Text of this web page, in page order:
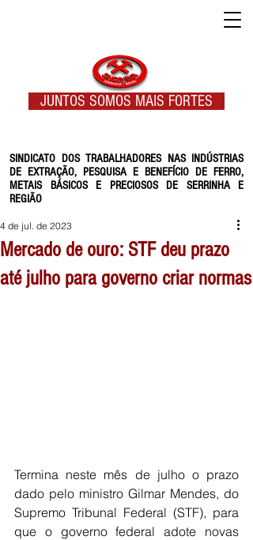
SINDICATO DOS TRABALHADORES NAS INDÚSTRIAS
DE EXTRAÇÃO, PESQUISA E BENEFÍCIO DE FERRO,
METAIS BÁSICOS E PRECIOSOS DE SERRINHA E
REGIÃO
JUNTOS SOMOS MAIS FORTES
Mercado de ouro: STF deu prazo
até julho para governo criar normas
4 de jul. de 2023
Termina neste mês de julho o prazo
dado pelo ministro Gilmar Mendes, do
Supremo Tribunal Federal (STF), para
que o governo federal adote novas